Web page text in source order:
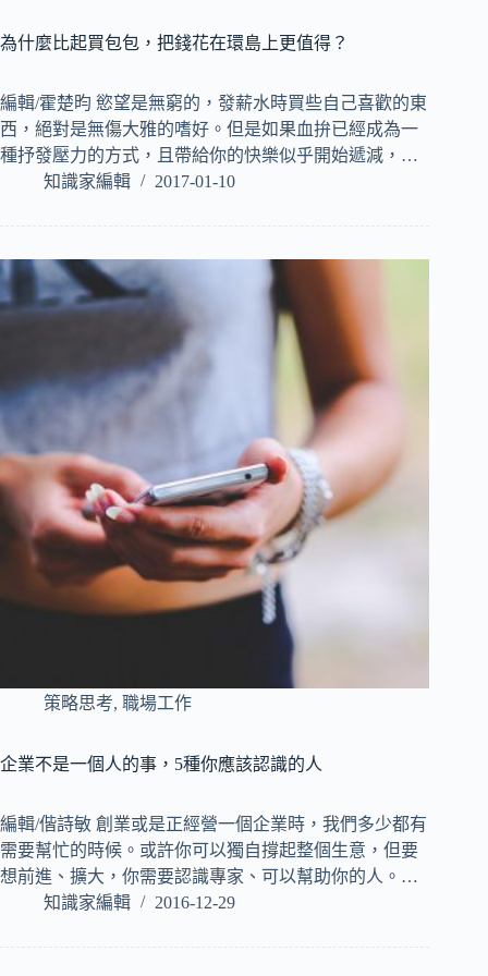
為什麼比起買包包，把錢花在環島上更值得？
編輯/霍楚昀 慾望是無窮的，發薪水時買些自己喜歡的東
西，絕對是無傷大雅的嗜好。但是如果血拚已經成為一
種抒發壓力的方式，且帶給你的快樂似乎開始遞減，…
知識家編輯
2017-01-10
策略思考, 職場工作
企業不是一個人的事，5種你應該認識的人
編輯/偕詩敏 創業或是正經營一個企業時，我們多少都有
需要幫忙的時候。或許你可以獨自撐起整個生意，但要
想前進、擴大，你需要認識專家、可以幫助你的人。…
知識家編輯
2016-12-29